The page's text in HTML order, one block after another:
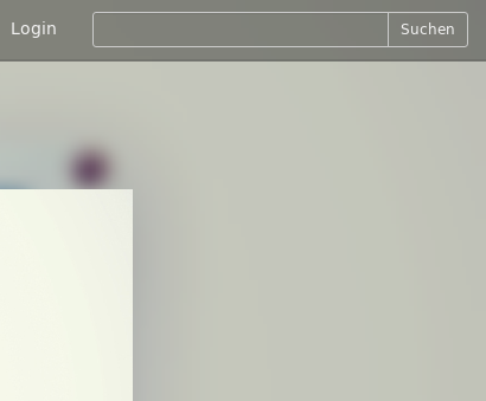
Login Suchen